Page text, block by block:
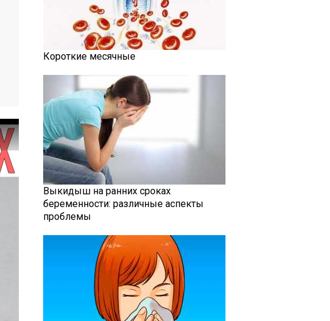
Короткие месячные
Выкидыш на ранних сроках
беременности: различные аспекты
проблемы